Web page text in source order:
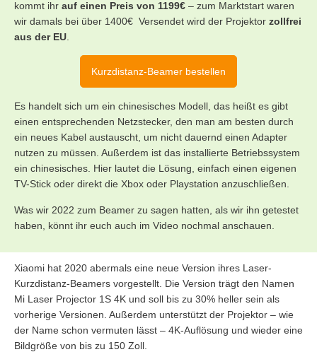
kommt ihr auf einen Preis von 1199€ – zum Marktstart waren
wir damals bei über 1400€ Versendet wird der Projektor zollfrei
aus der EU
Kurzdistanz-Beamer bestellen
Es handelt sich um ein chinesisches Modell, das heißt es gibt
einen entsprechenden Netzstecker, den man am besten durch
ein neues Kabel austauscht, um nicht dauernd einen Adapter
nutzen zu müssen. Außerdem ist das installierte Betriebssystem
ein chinesisches. Hier lautet die Lösung, einfach einen eigenen
TV-Stick oder direkt die Xbox oder Playstation anzuschließen.
Was wir 2022 zum Beamer zu sagen hatten, als wir ihn getestet
haben, könnt ihr euch auch im Video nochmal anschauen.
Xiaomi hat 2020 abermals eine neue Version ihres Laser-
Kurzdistanz-Beamers vorgestellt. Die Version trägt den Namen
Mi Laser Projector 1S 4K und soll bis zu 30% heller sein als
vorherige Versionen. Außerdem unterstützt der Projektor – wie
der Name schon vermuten lässt – 4K-Auflösung und wieder eine
Bildgröße von bis zu 150 Zoll.